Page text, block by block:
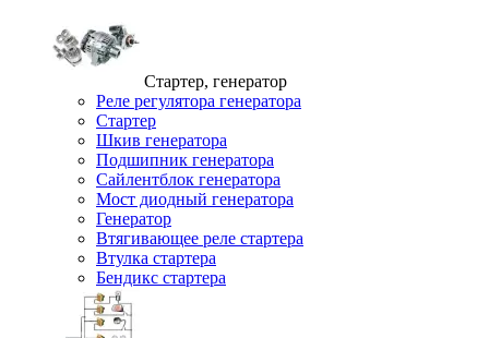
Стартер, генератор
Реле регулятора генератора
Стартер
Шкив генератора
Подшипник генератора
Сайлентблок генератора
Мост диодный генератора
Генератор
Втягивающее реле стартера
Втулка стартера
Бендикс стартера